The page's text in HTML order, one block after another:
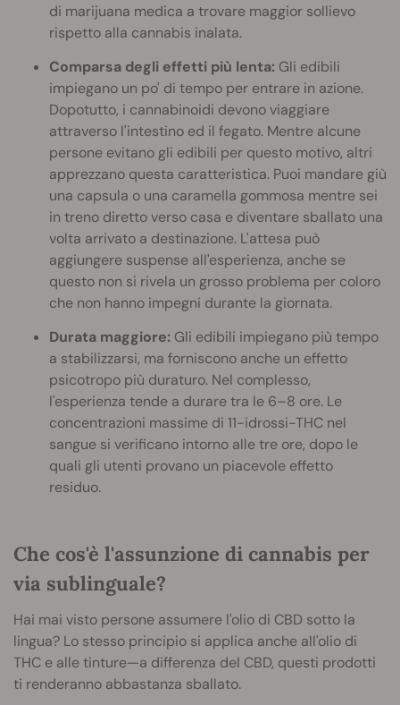
di marijuana medica a trovare maggior sollievo
rispetto alla cannabis inalata.
Comparsa degli effetti più lenta: Gli edibili
impiegano un po' di tempo per entrare in azione.
Dopotutto, i cannabinoidi devono viaggiare
attraverso l'intestino ed il fegato. Mentre alcune
persone evitano gli edibili per questo motivo, altri
apprezzano questa caratteristica. Puoi mandare giù
una capsula o una caramella gommosa mentre sei
in treno diretto verso casa e diventare sballato una
volta arrivato a destinazione. L'attesa può
aggiungere suspense all'esperienza, anche se
questo non si rivela un grosso problema per coloro
che non hanno impegni durante la giornata.
Durata maggiore: Gli edibili impiegano più tempo
a stabilizzarsi, ma forniscono anche un effetto
psicotropo più duraturo. Nel complesso,
l'esperienza tende a durare tra le 6–8 ore. Le
concentrazioni massime di 11-idrossi-THC nel
sangue si verificano intorno alle tre ore, dopo le
quali gli utenti provano un piacevole effetto
residuo.
Che cos'è l'assunzione di cannabis per
via sublinguale?
Hai mai visto persone assumere l'olio di CBD sotto la
lingua? Lo stesso principio si applica anche all'olio di
THC e alle tinture—a differenza del CBD, questi prodotti
ti renderanno abbastanza sballato.